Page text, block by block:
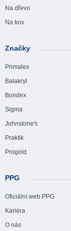
Na dřevo
Na kov
Značky
Primalex
Balakryl
Bondex
Sigma
Johnstone's
Praktik
Progold
PPG
Oficiální web PPG
Kariéra
O nás